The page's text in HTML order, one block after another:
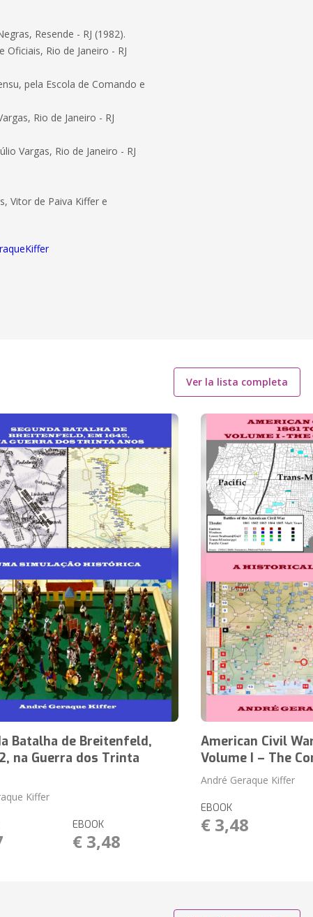
Resende - RJ (1982).
Rio de Janeiro - RJ
pela Escola de Comando e
Rio de Janeiro - RJ
Vargas, Rio de Janeiro - RJ
Vitor de Paiva Kiffer e
Ver la lista completa
Batalha de Breitenfeld,
na Guerra dos Trinta
Kiffer
EBOOK
€ 3,48
American Civil
Volume I – The
André Geraque Kiffer
EBOOK
€ 3,48